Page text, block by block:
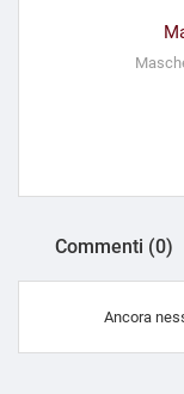
Commenti (0)
Ancora